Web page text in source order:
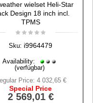
wielset Heli-Star
Design 18 inch incl.
TPMS
Sku: i9964479
Availability:
(verfügbar)
Price: 4 032,65 €
Special Price
2 569,01 €